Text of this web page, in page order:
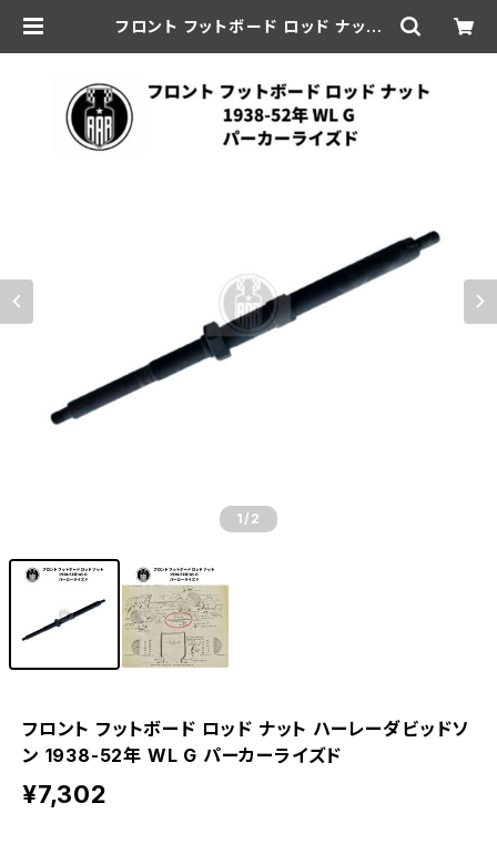
フロント フットボード ロッド ナット
1 /2
フロント フットボード ロッド ナット ハーレーダビッドソ
ン 1938-52年 WL G パーカーライズド
¥7,302